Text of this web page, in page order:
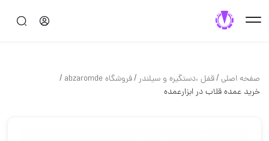
صفحه اصلی/قفل ،دستگيره و سيلندر/فروشگاه abzaromde /
خرید عمده قلاب در ابزارعمده